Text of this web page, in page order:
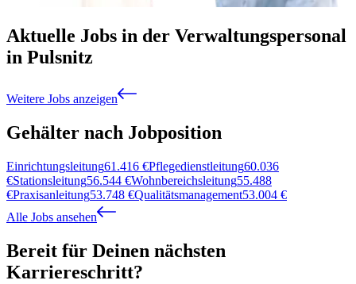
Aktuelle Jobs in der Verwaltungspersonal
in Pulsnitz
Weitere Jobs anzeigen
Gehälter nach Jobposition
Einrichtungsleitung61.416 €Pflegedienstleitung60.036
€Stationsleitung56.544 €Wohnbereichsleitung55.488
€Praxisanleitung53.748 €Qualitätsmanagement53.004 €
Alle Jobs ansehen
Bereit für Deinen nächsten
Karriereschritt?